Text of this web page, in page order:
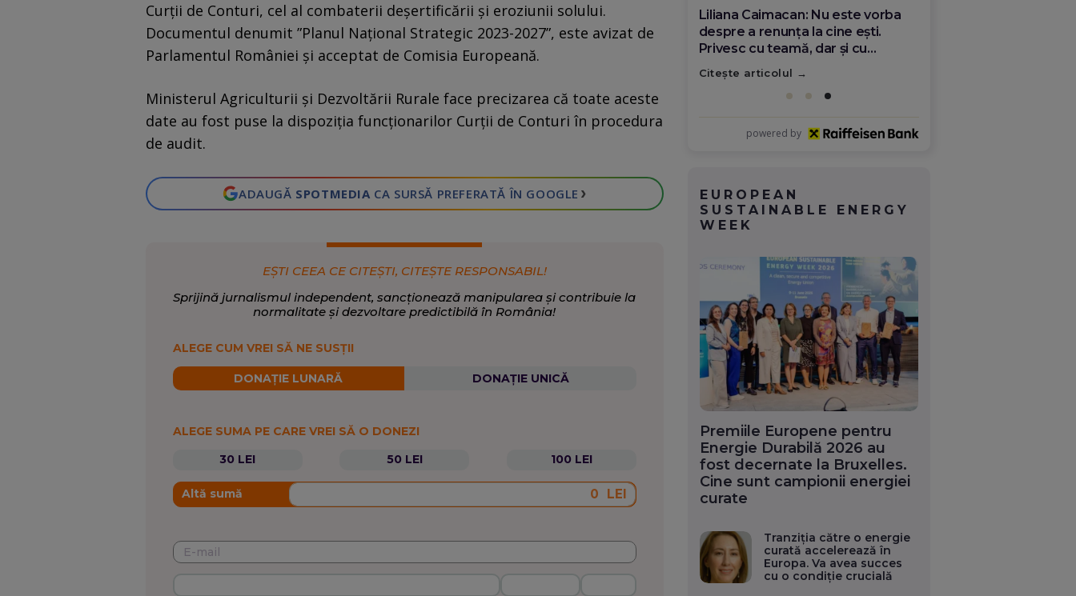
Curții de Conturi, cel al combaterii deșertificării și eroziunii solului.
Documentul denumit ”Planul Național Strategic 2023-2027”, este avizat de
Parlamentul României și acceptat de Comisia Europeană.
Ministerul Agriculturii și Dezvoltării Rurale face precizarea că toate aceste
date au fost puse la dispoziția funcționarilor Curții de Conturi în procedura
de audit.
ADAUGĂ SPOTMEDIA CA SURSĂ PREFERATĂ ÎN GOOGLE ›
EȘTI CEEA CE CITEȘTI, CITEȘTE RESPONSABIL!
Sprijină jurnalismul independent, sancționează manipularea și contribuie la
normalitate și dezvoltare predictibilă în România!
ALEGE CUM VREI SĂ NE SUSȚII
DONAȚIE LUNARĂ DONAȚIE UNICĂ
ALEGE SUMA PE CARE VREI SĂ O DONEZI
30 LEI
50 LEI 100 LEI
Altă sumă LEI
Diana Olar, românca de la Google
care demonstrează că diaspora
poate schimba România
Citește articolul
powered by
EUROPEAN
SUSTAINABLE ENERGY
WEEK
Premiile Europene pentru
Energie Durabilă 2026 au
fost decernate la Bruxelles.
Cine sunt campionii energiei
curate
Tranziția către o energie
curată accelerează în
Europa. Va avea succes
cu o condiție crucială